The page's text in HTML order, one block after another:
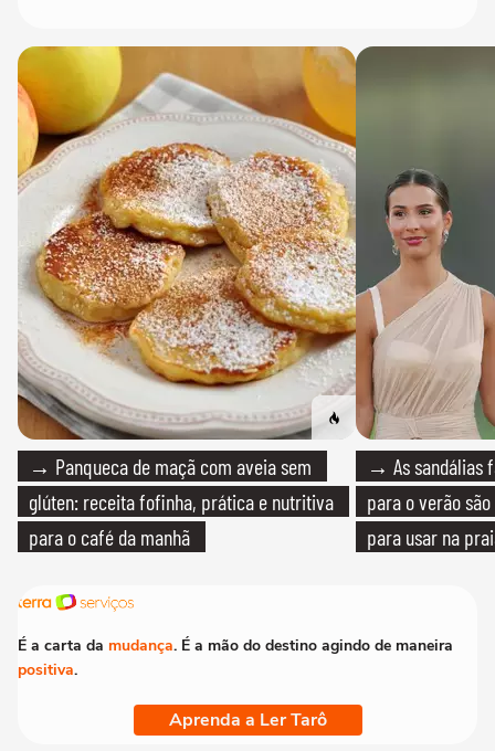
→ Panqueca de maçã com aveia sem
glúten: receita fofinha, prática e nutritiva
para o café da manhã
→ As sandálias
para o verão
para usar na
É a carta da mudança. É a mão do destino agindo de maneira
positiva.
Aprenda a Ler Tarô